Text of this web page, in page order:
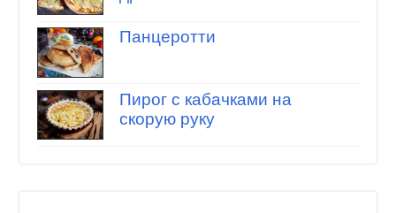
Панцеротти
Пирог с кабачками на
скорую руку